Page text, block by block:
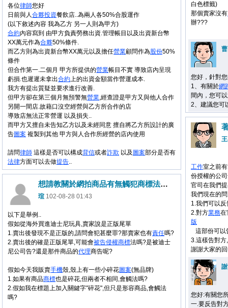
白色標籤)
那個賣家沒有
辦???
您好，針對
1、有關於網
間內，您可
2、建議您可
各位律師您好
日前與人合夥投資餐飲店..為兩人各50%合股運作
(以下敘述內容 我為乙方 另一人則為甲方)
合約內容寫到 由甲方負責勞務出資.管理帳目以及出資新台幣
XX萬元作為合夥50%條件.
而乙方則為出資新台幣XX萬元以及擔任營業顧問作為股份50%
條件
但合作第一.二個月 甲方所提供的營業帳目不實 導致店內呈現
虧損.也遲遲未拿出合約上的出資金額當作營運成本.
我方有提出質疑並要求進行改善.
但甲方卻在第三個月無預警無營業,經查證是甲方又與他人合作
另開一間店.故藉口沒空經營與乙方所合作的店
導致店無法正常營運 以及損失..
而甲方又擅自未告知乙方以及未經同意 擅自將乙方所設計的廣
告圖案 複製到其他 甲方與人合作所經營的店內使用
請問律師 這樣是否可以構成背信或者詐欺 以及 圖案部分是否有
法律方面可以去做提告..
工作室之前
份授權的公
官司在我們
我們現在的
1.我們可以
2.對方業務在
版
這部份可以
3.這樣告對方
謝謝大家的
您好:有關您
一.要反告對
想請教關於網拍商品有無觸犯商標法或其他法律
瑄 102-08-28 01:43
以下是舉例..
假如從海外買進迪士尼玩具,賣家說是正版尾單
1.賣出後發現不是正版的,請問會犯甚麼罪?那賣家也有責任嗎?
2.賣出後的確是正版尾單,可能會被告侵權商標法嗎?是被迪士
尼公司告?還是那件商品的代理商告呢?
假如今天我販賣手機殼,殼上有一些小碎花圖案(無品牌)
1.如果有商品商標也是碎花,但兩者不相同,會觸法嗎?
2.假如我在標題上加入關鍵字"碎花",但只是形容商品,會觸法
嗎?